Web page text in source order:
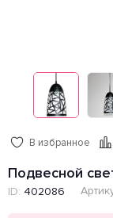
В избранное
Подвесной
ID: 402086